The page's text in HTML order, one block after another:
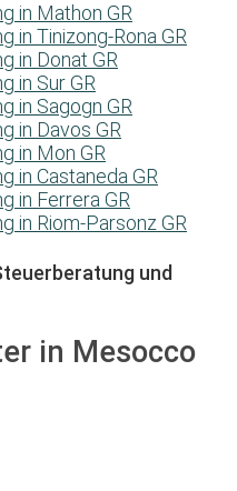
in Mathon GR
in Tinizong-Rona GR
in Donat GR
in Sur GR
in Sagogn GR
in Davos GR
in Mon GR
in Castaneda GR
in Ferrera GR
in Riom-Parsonz GR
und
in Mesocco